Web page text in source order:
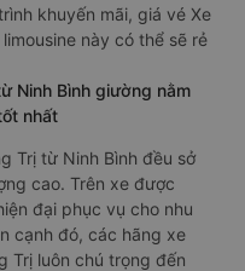
khuyến mãi, giá vé Xe
này có thể sẽ rẻ
Ninh Bình giường nằm
nhất
Trị từ Ninh Bình đều sở
cao. Trên xe được
đại phục vụ cho nhu
cạnh đó, các hãng xe
Trị luôn chú trọng đến